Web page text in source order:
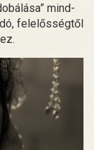
mind-
felelősségtől